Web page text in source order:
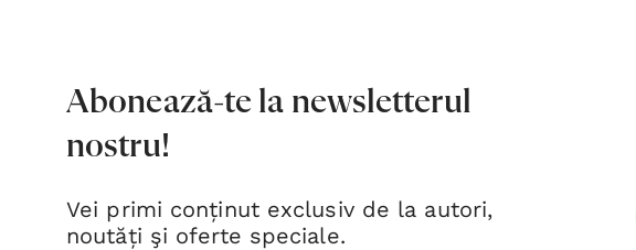
Abonează-te la newsletterul
nostru!
Vei primi conținut exclusiv de la autori,
noutăți şi oferte speciale.